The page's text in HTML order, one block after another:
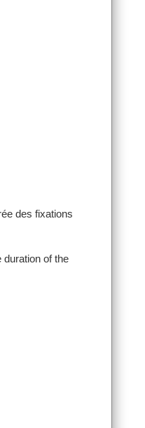
des fixations
of the